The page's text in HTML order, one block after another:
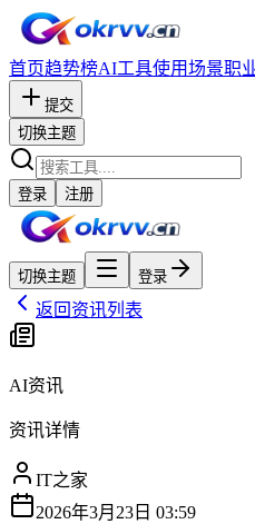
首页趋势榜AI工具使用场景职
提交
切换主题
登录 注册
切换主题 登录
返回资讯列表
AI资讯
资讯详情
IT之家
2026年3月23日 03:59